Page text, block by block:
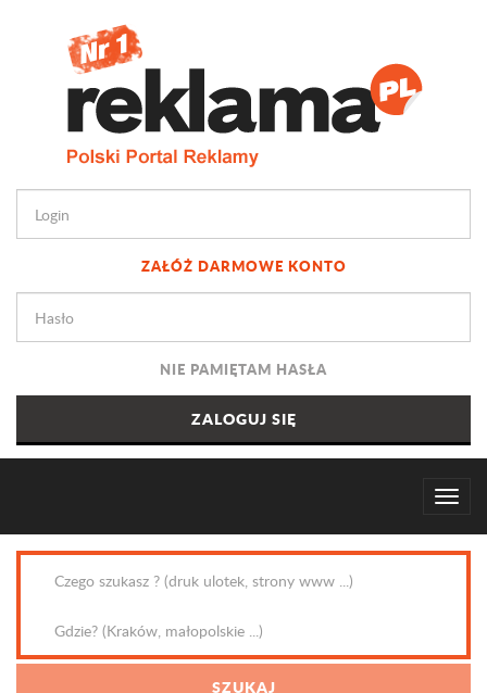
ZAŁÓŻ DARMOWE KONTO
NIE PAMIĘTAM HASŁA